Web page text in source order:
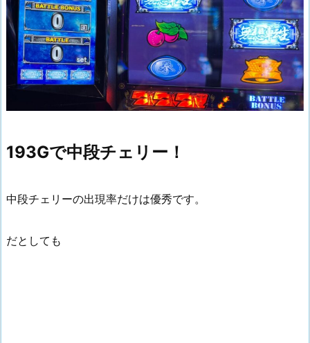
193Gで中段チェリー！
中段チェリーの出現率だけは優秀です。
だとしても